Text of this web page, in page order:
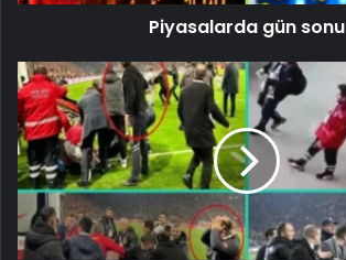
Piyasalarda gün sonu